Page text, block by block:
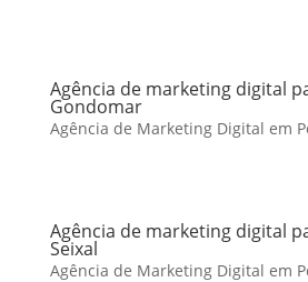
Agência de marketing digital
Gondomar
Agência de Marketing Digital em
Agência de marketing digital
Seixal
Agência de Marketing Digital em